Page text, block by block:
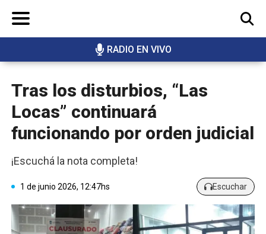
RADIO EN VIVO
BUSCAR
Tras los disturbios, “Las
Locas” continuará
funcionando por orden judicial
¡Escuchá la nota completa!
1 de junio 2026, 12:47hs Escuchar